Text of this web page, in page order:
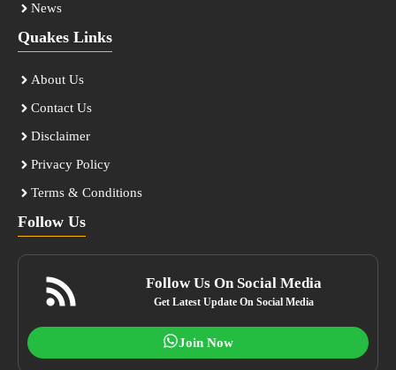
News
Quakes Links
About Us
Contact Us
Disclaimer
Privacy Policy
Terms & Conditions
Follow Us
Follow Us On Social Media
Get Latest Update On Social Media
Join Now